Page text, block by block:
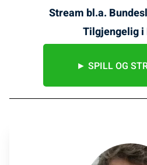
Stream bl.a.
Tilgjengelig i
► SPILL OG